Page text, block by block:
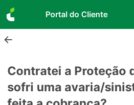
Portal do Cliente
Contratei a Proteção
sofri uma avaria/